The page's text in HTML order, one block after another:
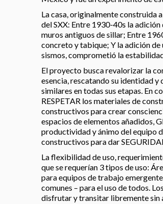
La casa, originalmente construida
del SXX: Entre 1930-40s la
muros antiguos de sillar; Entre
concreto y tabique; Y la adición
sismos, comprometió la
El proyecto busca revalorizar la
esencia, rescatando su identidad
similares en todas sus etapas. En
RESPETAR los materiales de
constructivos para crear
espacios de elementos añadidos,
productividad y ánimo del equipo
constructivos para dar
La flexibilidad de uso,
que se requerían 3 tipos de uso:
para equipos de trabajo
comunes – para el uso de todos.
disfrutar y transitar libremente sin